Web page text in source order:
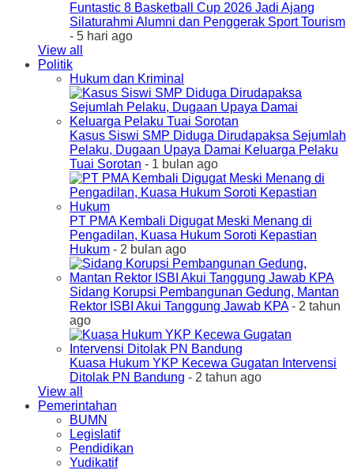
Funtastic 8 Basketball Cup 2026 Jadi Ajang
Silaturahmi Alumni dan Penggerak Sport Tourism
- 5 hari ago
View all
Politik
Hukum dan Kriminal
Kasus Siswi SMP Diduga Dirudapaksa Sejumlah
Pelaku, Dugaan Upaya Damai Keluarga Pelaku
Tuai Sorotan - 1 bulan ago
PT PMA Kembali Digugat Meski Menang di
Pengadilan, Kuasa Hukum Soroti Kepastian
Hukum - 2 bulan ago
Sidang Korupsi Pembangunan Gedung, Mantan
Rektor ISBI Akui Tanggung Jawab KPA- 2 tahun
ago
Kuasa Hukum YKP Kecewa Gugatan Intervensi
Ditolak PN Bandung - 2 tahun ago
View all
Pemerintahan
BUMN
Legislatif
Pendidikan
Yudikatif